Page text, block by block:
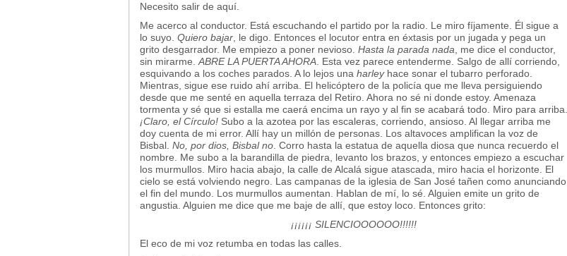
Necesito salir de aquí.
Me acerco al conductor. Está escuchando el partido por la radio. Le miro fíjamente. Él sigue a
lo suyo. Quiero bajar , le digo. Entonces el locutor entra en éxtasis por un jugada y pega un
grito desgarrador. Me empiezo a poner nevioso. Hasta la parada nada , me dice el conductor,
sin mirarme. ABRE LA PUERTA AHORA . Esta vez parece entenderme. Salgo de allí corriendo,
esquivando a los coches parados. A lo lejos una harleyhace sonar el tubarro perforado.
Mientras, sigue ese ruido ahí arriba. El helicóptero de la policía que me lleva persiguiendo
desde que me senté en aquella terraza del Retiro. Ahora no sé ni donde estoy. Amenaza
tormenta y sé que si estalla me caerá encima un rayo y al fin se acabará todo. Miro para arriba.
¡Claro, el Círculo! Subo a la azotea por las escaleras, corriendo, ansioso. Al llegar arriba me
doy cuenta de mi error. Allí hay un millón de personas. Los altavoces amplifican la voz de
Bisbal. No, por dios, Bisbal no . Corro hasta la estatua de aquella diosa que nunca recuerdo el
nombre. Me subo a la barandilla de piedra, levanto los brazos, y entonces empiezo a escuchar
los murmullos. Miro hacia abajo, la calle de Alcalá sigue atascada, miro hacia el horizonte. El
cielo se está volviendo negro. Las campanas de la iglesia de San José tañen como anunciando
el fin del mundo. Los murmullos aumentan. Hablan de mí, lo sé. Alguien emite un grito de
angustia. Alguien me dice que me baje de allí, que estoy loco. Entonces grito:
¡¡¡¡¡¡ SILENCIOOOOOO!!!!!!
El eco de mi voz retumba en todas las calles.